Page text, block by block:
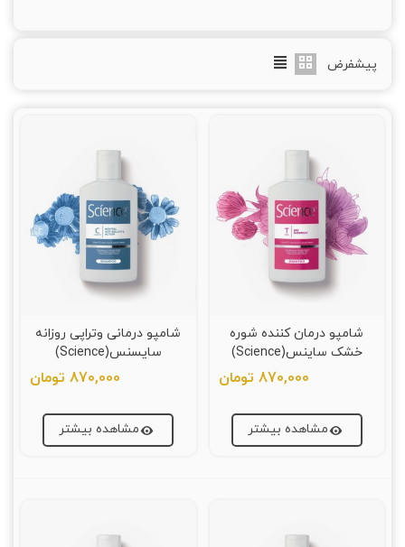
پیشفرض
شامپو درمان کننده شوره
خشک ساینس(Science)
870,000 تومان
مشاهده بیشتر
شامپو درمانی وتراپی روزانه
سایسنس(Science)
870,000 تومان
مشاهده بیشتر